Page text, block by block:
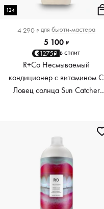
124
4 290 ₽ для бьюти-мастера
5 100 ₽
1275₽ в сплит
R+Co Несмываемый
кондиционер с витамином С
Ловец солнца Sun Catcher